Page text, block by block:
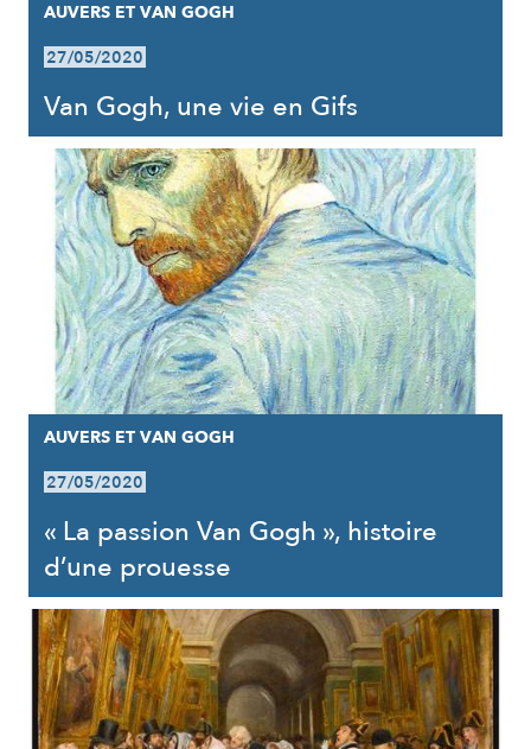
AUVERS ET VAN GOGH
27/05/2020
Van Gogh, une vie en Gifs
AUVERS ET VAN GOGH
27/05/2020
« La passion Van Gogh », histoire
d’une prouesse